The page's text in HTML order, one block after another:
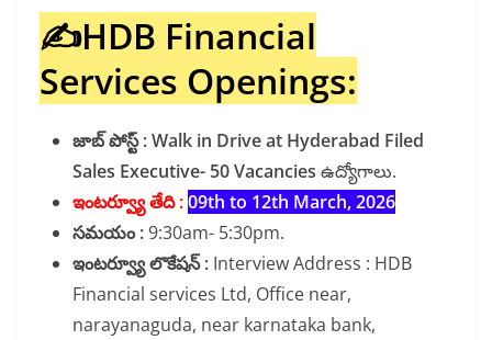
✍️HDB Financial
Services Openings:
జాబ్ పోస్ట్ :Walk in Drive at Hyderabad Filed
Sales Executive- 50 Vacancies ఉద్యోగాలు.
ఇంటర్వ్యూ తేది :09th to 12th March, 2026
సమయం :9:30am- 5:30pm.
ఇంటర్వ్యూ లొకేషన్ : Interview Address : HDB
Financial services Ltd, Office near,
narayanaguda, near karnataka bank,